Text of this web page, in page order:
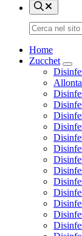
Cerca
nel
sito
nel
Home
Zucchet
Sub